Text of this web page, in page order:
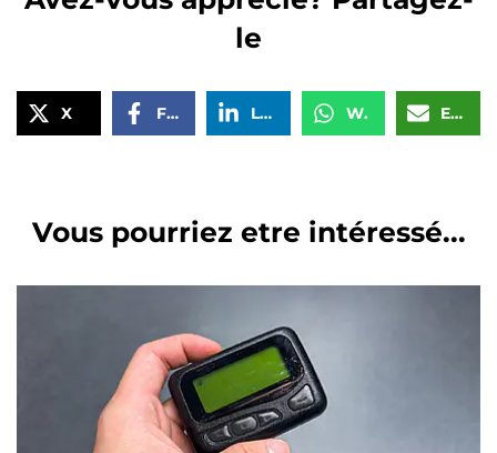
le
X Facebook LinkedIn WhatsApp Email
Vous pourriez etre intéressé...